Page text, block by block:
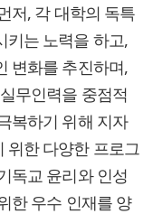
저, 각 대학의 독특
키는 노력을 하고,
변화를 추진하며,
무인력을 중점적
복하기 위해 지자
위한 다양한 프로그
독교 윤리와 인성
한 우수 인재를 양